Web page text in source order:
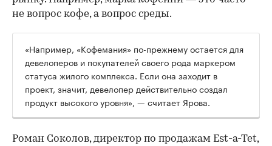
не вопрос кофе, а вопрос среды.
«Например, «Кофемания» по-прежнему остается для
девелоперов и покупателей своего рода маркером
статуса жилого комплекса. Если она заходит в
проект, значит, девелопер действительно создал
продукт высокого уровня», — считает Ярова.
Роман Соколов, директор по продажам Est-a-Tet,